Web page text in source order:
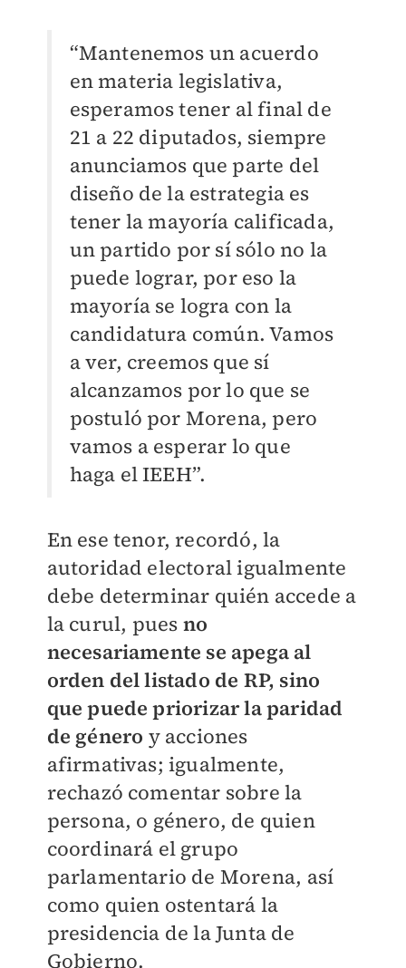
“Mantenemos un acuerdo
en materia legislativa,
esperamos tener al final de
21 a 22 diputados, siempre
anunciamos que parte del
diseño de la estrategia es
tener la mayoría calificada,
un partido por sí sólo no la
puede lograr, por eso la
mayoría se logra con la
candidatura común. Vamos
a ver, creemos que sí
alcanzamos por lo que se
postuló por Morena, pero
vamos a esperar lo que
haga el IEEH”.
En ese tenor, recordó, la
autoridad electoral igualmente
debe determinar quién accede a
la curul, pues no
necesariamente se apega al
orden del listado de RP, sino
que puede priorizar la paridad
de género y acciones
afirmativas; igualmente,
rechazó comentar sobre la
persona, o género, de quien
coordinará el grupo
parlamentario de Morena, así
como quien ostentará la
presidencia de la Junta de
Gobierno.